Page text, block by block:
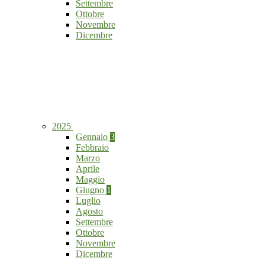
Settembre
Ottobre
Novembre
Dicembre
2025
Gennaio 3
Febbraio
Marzo
Aprile
Maggio
Giugno 1
Luglio
Agosto
Settembre
Ottobre
Novembre
Dicembre